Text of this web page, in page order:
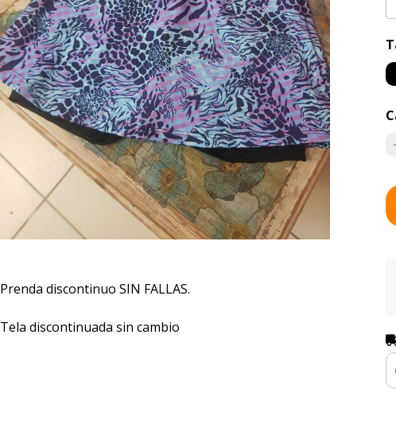
Prenda discontinuo SIN FALLAS.
Tela discontinuada sin cambio